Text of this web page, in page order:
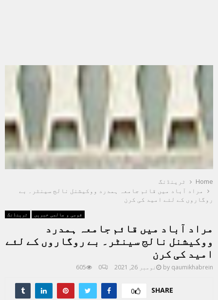
Home
ٹرینڈنگ
مراد آباد میں قائم جامعہ ہمدرد ووکیشنل نالج سینٹر۔ بے
روگاروں کے لئے امید کی کرن
ٹرینڈنگ قومی و عالمی خبریں
مراد آباد میں قائم جامعہ ہمدرد
ووکیشنل نالج سینٹر۔ بے روگاروں کے لئے
امید کی کرن
by qaumikhabrein نومبر 26, 2021 0
605
SHARE
0